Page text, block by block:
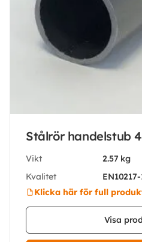
Stålrör handelstub
Vikt
2.57 kg
Kvalitet
EN10217-
Klicka här för full
Visa